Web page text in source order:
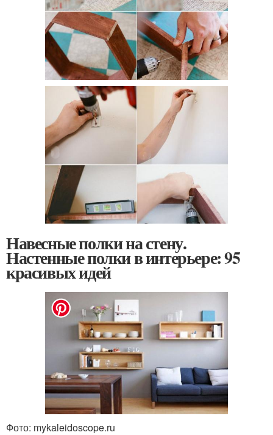
Навесные полки на стену.
Настенные полки в интерьере: 95
красивых идей
Фото: mykaleidoscope.ru